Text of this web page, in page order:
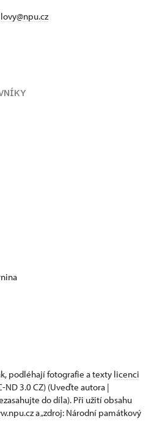
podléhají fotografie a texty licenci
ND 3.0 CZ) (Uveďte autora |
do díla). Při užití obsahu
a „zdroj: Národní památkový